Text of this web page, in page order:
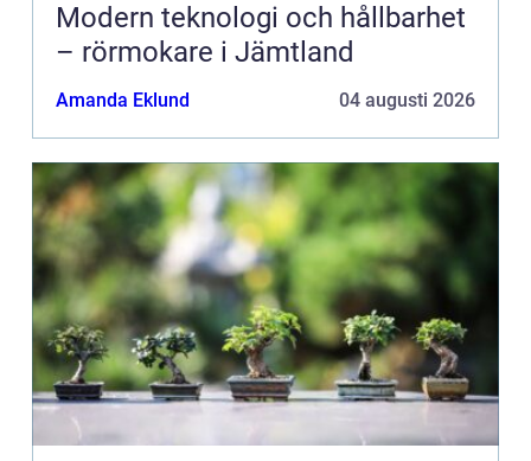
Modern teknologi och hållbarhet
– rörmokare i Jämtland
Amanda Eklund 04 augusti 2026